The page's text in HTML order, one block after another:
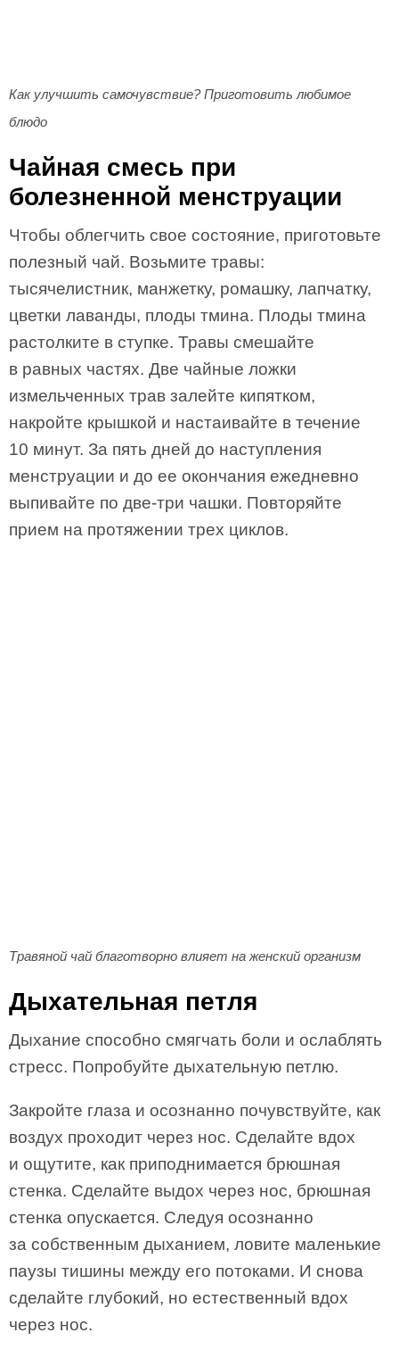
Как улучшить самочувствие? Приготовить любимое
блюдо
Чайная смесь при
болезненной менструации
Чтобы облегчить свое состояние, приготовьте
полезный чай. Возьмите травы:
тысячелистник, манжетку, ромашку, лапчатку,
цветки лаванды, плоды тмина. Плоды тмина
растолките в ступке. Травы смешайте
в равных частях. Две чайные ложки
измельченных трав залейте кипятком,
накройте крышкой и настаивайте в течение
10 минут. За пять дней до наступления
менструации и до ее окончания ежедневно
выпивайте по две-три чашки. Повторяйте
прием на протяжении трех циклов.
Травяной чай благотворно влияет на женский организм
Дыхательная петля
Дыхание способно смягчать боли и ослаблять
стресс. Попробуйте дыхательную петлю.
Закройте глаза и осознанно почувствуйте, как
воздух проходит через нос. Сделайте вдох
и ощутите, как приподнимается брюшная
стенка. Сделайте выдох через нос, брюшная
стенка опускается. Следуя осознанно
за собственным дыханием, ловите маленькие
паузы тишины между его потоками. И снова
сделайте глубокий, но естественный вдох
через нос.